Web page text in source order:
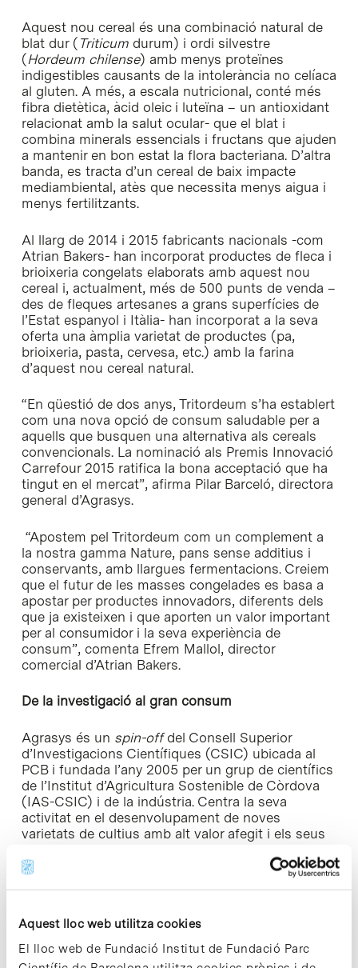
Aquest lloc web utilitza cookies
El lloc web de Fundació Institut de Fundació Parc
Aquest nou cereal és una combinació natural de
blat dur ( Triticum durum) i ordi silvestre
(Hordeum chilense) amb menys proteïnes
indigestibles causants de la intolerància no celíaca
al gluten. A més, a escala nutricional, conté més
fibra dietètica, àcid oleic i luteïna – un antioxidant
relacionat amb la salut ocular- que el blat i
combina minerals essencials i fructans que ajuden
a mantenir en bon estat la flora bacteriana. D’altra
banda, es tracta d’un cereal de baix impacte
mediambiental, atès que necessita menys aigua i
menys fertilitzants.
Al llarg de 2014 i 2015 fabricants nacionals -com
Atrian Bakers- han incorporat productes de fleca i
brioixeria congelats elaborats amb aquest nou
cereal i, actualment, més de 500 punts de venda –
des de fleques artesanes a grans superfícies de
l’Estat espanyol i Itàlia- han incorporat a la seva
oferta una àmplia varietat de productes (pa,
brioixeria, pasta, cervesa, etc.) amb la farina
d’aquest nou cereal natural.
“En qüestió de dos anys, Tritordeum s’ha establert
com una nova opció de consum saludable per a
aquells que busquen una alternativa als cereals
convencionals. La nominació als Premis Innovació
Carrefour 2015 ratifica la bona acceptació que ha
tingut en el mercat”, afirma Pilar Barceló, directora
general d’Agrasys.
“Apostem pel Tritordeum com un complement a
la nostra gamma Nature, pans sense additius i
conservants, amb llargues fermentacions. Creiem
que el futur de les masses congelades es basa a
apostar per productes innovadors, diferents dels
que ja existeixen i que aporten un valor important
per al consumidor i la seva experiència de
consum”, comenta Efrem Mallol, director
comercial d’Atrian Bakers.
De la investigació al gran consum
Agrasys és un spin-offdel Consell Superior
d’Investigacions Científiques (CSIC) ubicada al
PCB i fundada l’any 2005 per un grup de científics
de l’Institut d’Agricultura Sostenible de Còrdova
(IAS-CSIC) i de la indústria. Centra la seva
activitat en el desenvolupament de noves
varietats de cultius amb alt valor afegit i els seus
funcionals naturals, productes innovadors i
cultius per a biomassa i farratge, amb la finalitat
el programa de millora del Tritordeum, el nou
cereal natural desenvolupat per els investigadors
de l’IAS-CSIC. A l’abril de 2013, aquest cereal